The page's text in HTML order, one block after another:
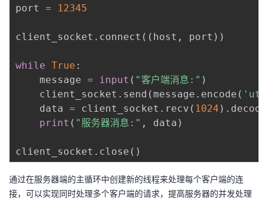
port = 12345
client_socket . connect ( ( host , port ) )
while True :
    message
= input ( "客户端消息:" )
    client_socket
. send ( message . encode (
    data
= client_socket . recv ( 1024 ) . decode
print ( "服务器消息:" , data )
client_socket . close ( )
通过在服务器端的主循环中创建新的线程来处理每个客户端的连
接，可以实现同时处理多个客户端的请求，提高服务器的并发处理